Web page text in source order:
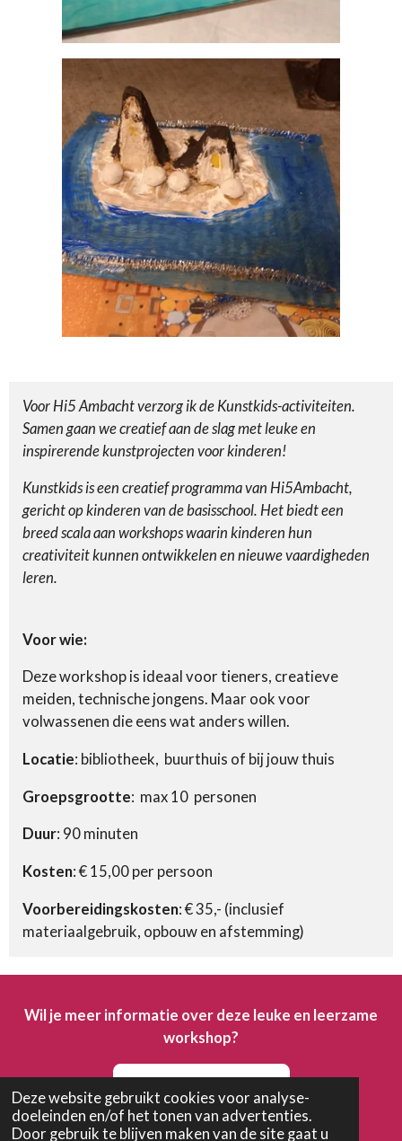
Deze website gebruikt cookies voor analyse-
doeleinden en/of het tonen van advertenties.
Door gebruik te blijven maken van de site gaat u
Voor Hi5 Ambacht verzorg ik de Kunstkids-activiteiten.
Samen gaan we creatief aan de slag met leuke en
inspirerende kunstprojecten voor kinderen!
Kunstkids is een creatief programma van Hi5Ambacht,
gericht op kinderen van de basisschool. Het biedt een
breed scala aan workshops waarin kinderen hun
creativiteit kunnen ontwikkelen en nieuwe vaardigheden
leren.
Voor wie:
Deze workshop is ideaal voor tieners, creatieve
meiden, technische jongens. Maar ook voor
volwassenen die eens wat anders willen.
Locatie: bibliotheek, buurthuis of bij jouw thuis
Groepsgrootte: max 10 personen
Duur: 90 minuten
Kosten: € 15,00 per persoon
Voorbereidingskosten: € 35,- (inclusief
materiaalgebruik, opbouw en afstemming)
Wil je meer informatie over deze leuke en leerzame
workshop?
Neem dan contact op